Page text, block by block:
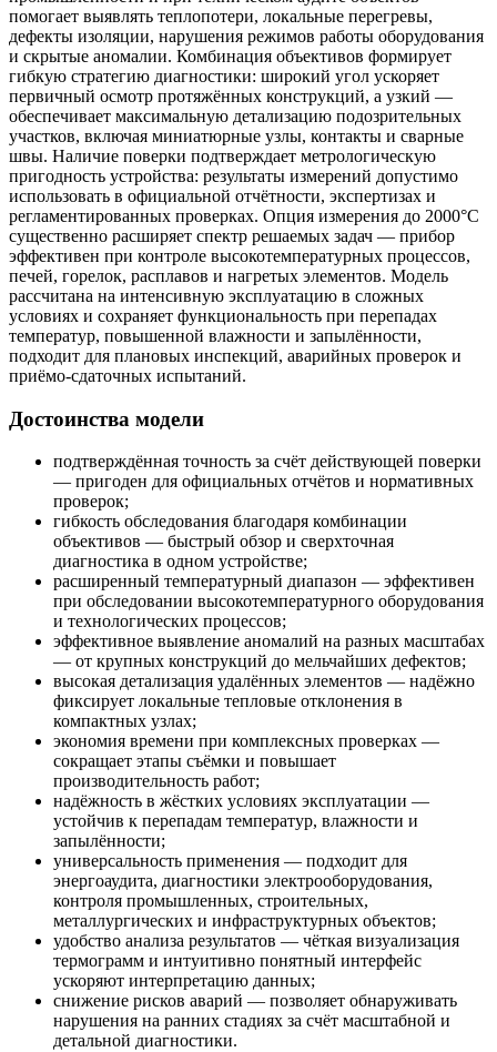
помогает выявлять теплопотери, локальные перегревы,
дефекты изоляции, нарушения режимов работы оборудования
и скрытые аномалии. Комбинация объективов формирует
гибкую стратегию диагностики: широкий угол ускоряет
первичный осмотр протяжённых конструкций, а узкий —
обеспечивает максимальную детализацию подозрительных
участков, включая миниатюрные узлы, контакты и сварные
швы. Наличие поверки подтверждает метрологическую
пригодность устройства: результаты измерений допустимо
использовать в официальной отчётности, экспертизах и
регламентированных проверках. Опция измерения до 2000°C
существенно расширяет спектр решаемых задач — прибор
эффективен при контроле высокотемпературных процессов,
печей, горелок, расплавов и нагретых элементов. Модель
рассчитана на интенсивную эксплуатацию в сложных
условиях и сохраняет функциональность при перепадах
температур, повышенной влажности и запылённости,
подходит для плановых инспекций, аварийных проверок и
приёмо‑сдаточных испытаний.
Достоинства модели
подтверждённая точность за счёт действующей поверки
— пригоден для официальных отчётов и нормативных
проверок;
гибкость обследования благодаря комбинации
объективов — быстрый обзор и сверхточная
диагностика в одном устройстве;
расширенный температурный диапазон — эффективен
при обследовании высокотемпературного оборудования
и технологических процессов;
эффективное выявление аномалий на разных масштабах
— от крупных конструкций до мельчайших дефектов;
высокая детализация удалённых элементов — надёжно
фиксирует локальные тепловые отклонения в
компактных узлах;
экономия времени при комплексных проверках —
сокращает этапы съёмки и повышает
производительность работ;
надёжность в жёстких условиях эксплуатации —
устойчив к перепадам температур, влажности и
запылённости;
универсальность применения — подходит для
энергоаудита, диагностики электрооборудования,
контроля промышленных, строительных,
металлургических и инфраструктурных объектов;
удобство анализа результатов — чёткая визуализация
термограмм и интуитивно понятный интерфейс
ускоряют интерпретацию данных;
снижение рисков аварий — позволяет обнаруживать
нарушения на ранних стадиях за счёт масштабной и
детальной диагностики.